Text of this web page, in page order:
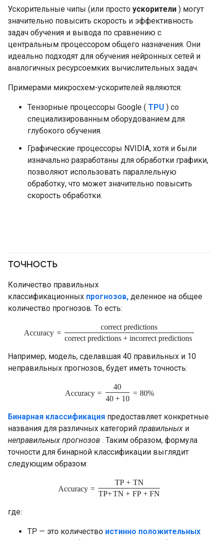
Ускорительные чипы (или просто ускорители ) могут
значительно повысить скорость и эффективность
задач обучения и вывода по сравнению с
центральным процессором общего назначения. Они
идеально подходят для обучения нейронных сетей и
аналогичных ресурсоемких вычислительных задач.
Примерами микросхем-ускорителей являются:
Тензорные процессоры Google ( TPU ) со
специализированным оборудованием для
глубокого обучения.
Графические процессоры NVIDIA, хотя и были
изначально разработаны для обработки графики,
позволяют использовать параллельную
обработку, что может значительно повысить
скорость обработки.
точность
Количество правильных
классификационных прогнозов, деленное на общее
количество прогнозов. То есть:
Accuracy =
correct predictions
correct predictions + incorrect predictions
Например, модель, сделавшая 40 правильных и 10
неправильных прогнозов, будет иметь точность:
Accuracy =
40
40 + 10
= 80%
Бинарная классификация предоставляет конкретные
названия для различных категорий правильных и
неправильных прогнозов . Таким образом, формула
точности для бинарной классификации выглядит
следующим образом:
Accuracy =
TP + TN
TP+TN + FP + FN
где:
TP — это количество истинно положительных